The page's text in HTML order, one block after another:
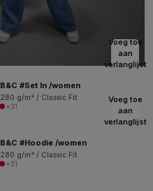
Voeg toe
aan
verlanglijst
B&C #Set In /women
280 g/m² / Classic Fit
+31
Voeg toe
aan
verlanglijst
B&C #Hoodie /women
280 g/m² / Classic Fit
+31